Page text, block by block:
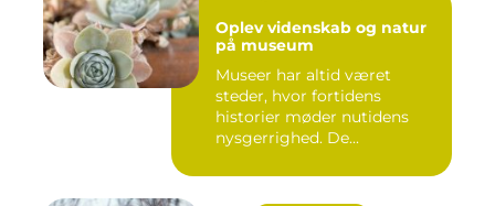
Oplev videnskab og natur
på museum
Museer har altid været
steder, hvor fortidens
historier møder nutidens
nysgerrighed. De...